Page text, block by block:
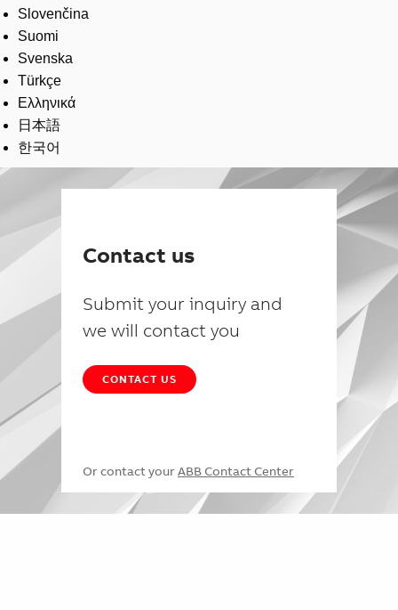
Slovenčina
Suomi
Svenska
Türkçe
Ελληνικά
日本語
한국어
Contact us
Submit your inquiry and
we will contact you
CONTACT US
Or contact your ABB Contact Center